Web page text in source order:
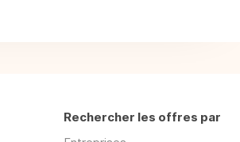
Rechercher les offres par